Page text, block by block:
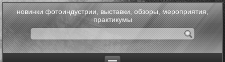
новинки фотоиндустрии, выставки, обзоры, мероприятия,
практикумы